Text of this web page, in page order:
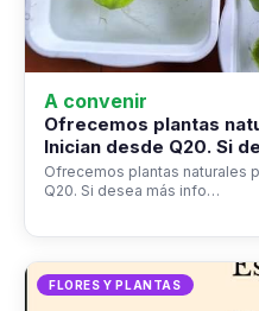
A convenir
Ofrecemos plantas
Inician desde Q20. Si
Ofrecemos plantas naturales
Q20. Si desea más info…
FLORES Y PLANTAS